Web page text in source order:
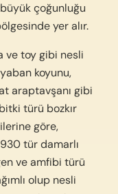
büyük çoğunluğu
yer alır.
ve toy gibi nesli
koyunu,
araptavşanı gibi
türü bozkır
göre,
tür damarlı
ve amfibi türü
olup nesli